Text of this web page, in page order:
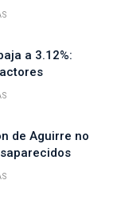
a 3.12%:
de Aguirre no